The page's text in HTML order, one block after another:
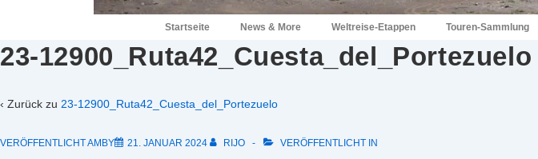
Hauptnavigation
Startseite News & More Weltreise-Etappen Touren-Sammlung
23-12900_Ruta42_Cuesta_del_Portezuelo
‹ Zurück zu 23-12900_Ruta42_Cuesta_del_Portezuelo
VERÖFFENTLICHT AMBY 21. JANUAR 2024 RIJO VERÖFFENTLICHT IN